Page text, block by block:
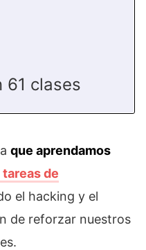
61 clases
que aprendamos
de
el hacking y el
de reforzar nuestros